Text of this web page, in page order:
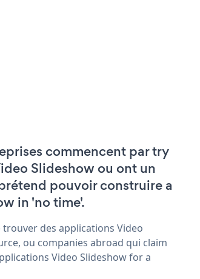
commencent par try
Slideshow ou ont un
pouvoir construire a
in 'no time'.
des applications Video
ou companies abroad qui claim
Video Slideshow for a